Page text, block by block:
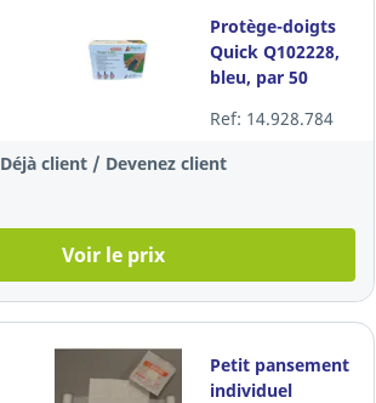
Protège-doigts
Quick Q102228,
bleu, par 50
Ref: 14.928.784
Déjà client / Devenez client
Voir le prix
Petit pansement
individuel